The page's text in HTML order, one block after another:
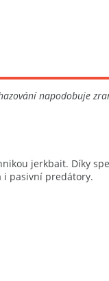
napodobuje
jerkbait. Díky
i pasivní predátory.